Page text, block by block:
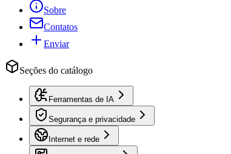
Sobre
Contatos
Enviar
Seções do catálogo
Ferramentas de IA
Segurança e privacidade
Internet e rede